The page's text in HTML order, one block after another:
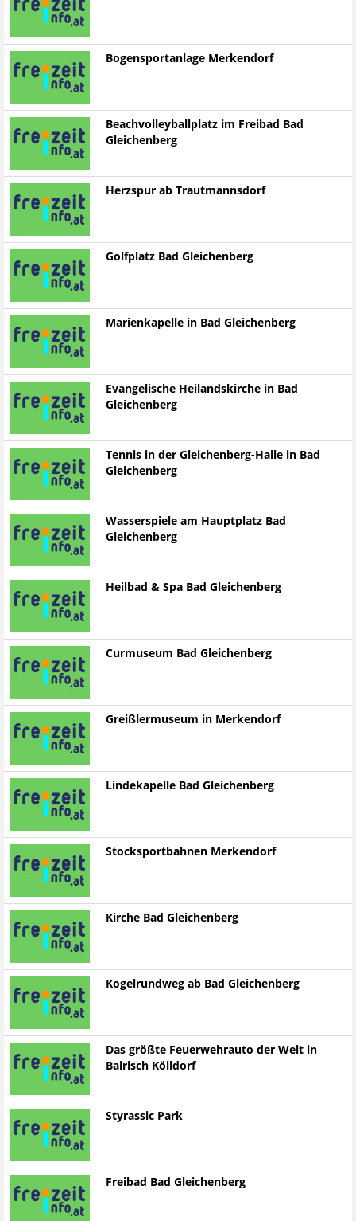
Bogensportanlage Merkendorf
Beachvolleyballplatz im Freibad Bad
Gleichenberg
Herzspur ab Trautmannsdorf
Golfplatz Bad Gleichenberg
Marienkapelle in Bad Gleichenberg
Evangelische Heilandskirche in Bad
Gleichenberg
Tennis in der Gleichenberg-Halle in Bad
Gleichenberg
Wasserspiele am Hauptplatz Bad
Gleichenberg
Heilbad & Spa Bad Gleichenberg
Curmuseum Bad Gleichenberg
Greißlermuseum in Merkendorf
Lindekapelle Bad Gleichenberg
Stocksportbahnen Merkendorf
Kirche Bad Gleichenberg
Kogelrundweg ab Bad Gleichenberg
Das größte Feuerwehrauto der Welt in
Bairisch Kölldorf
Styrassic Park
Freibad Bad Gleichenberg